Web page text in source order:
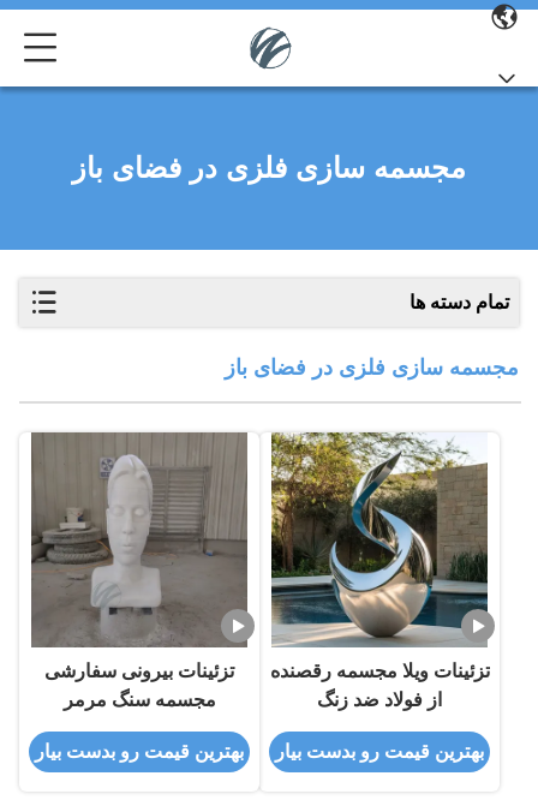
مجسمه سازی فلزی در فضای باز
تمام دسته ها
مجسمه سازی فلزی در فضای باز
تزئینات ویلا مجسمه رقصنده
از فولاد ضد زنگ
بهترین قیمت رو بدست بیار
تزئینات بیرونی سفارشی
مجسمه سنگ مرمر
بهترین قیمت رو بدست بیار